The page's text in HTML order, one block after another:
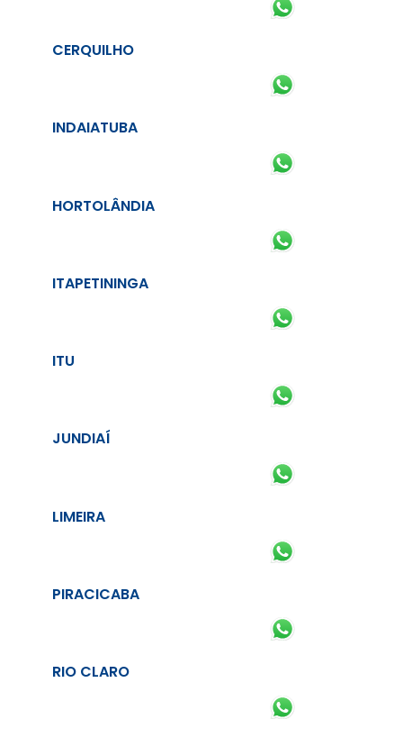
CERQUILHO
INDAIATUBA
HORTOLÂNDIA
ITAPETININGA
ITU
JUNDIAÍ
LIMEIRA
PIRACICABA
RIO CLARO